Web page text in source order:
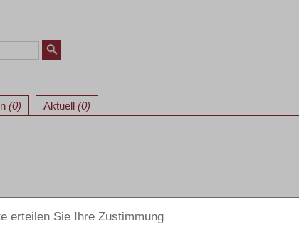
(0) Aktuell (0)
Verbraucherinsolvenzen und Restschuldbefreiung